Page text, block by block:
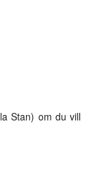
Stan) om du vill